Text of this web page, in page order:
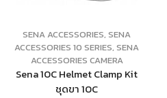
SENA ACCESSORIES, SENA
ACCESSORIES 10 SERIES, SENA
ACCESSORIES CAMERA
Sena 10C Helmet Clamp Kit
ชุดขา 10C